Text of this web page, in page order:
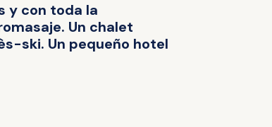
y con toda la
Un chalet
ski. Un pequeño hotel